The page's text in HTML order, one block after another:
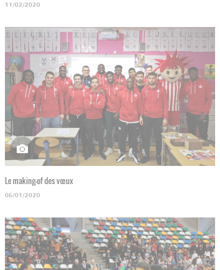
11/02/2020
Le making-of des vœux
06/01/2020